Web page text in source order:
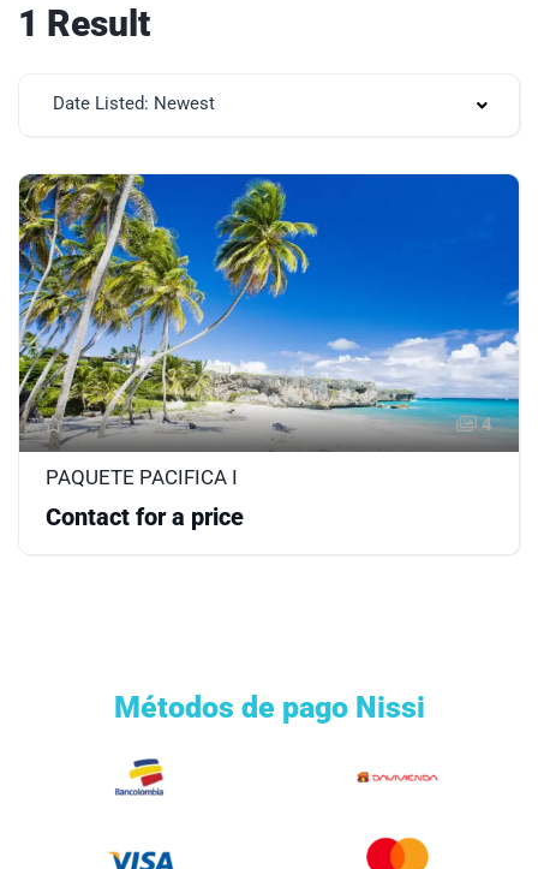
1 Result
Date Listed: Newest
4
PAQUETE PACIFICA I
Contact for a price
Métodos de pago Nissi